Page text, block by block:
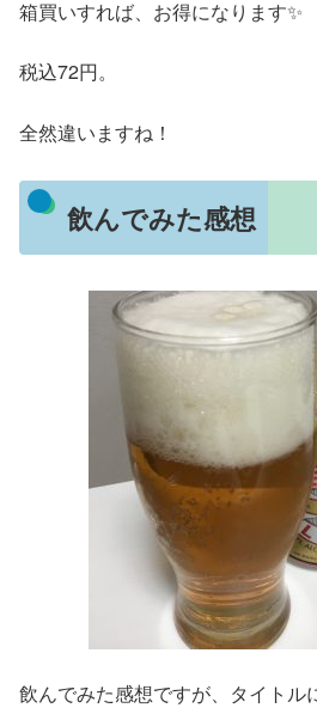
箱買いすれば、お得になります✨
税込72円。
全然違いますね！
飲んでみた感想
飲んでみた感想ですが、タイトル